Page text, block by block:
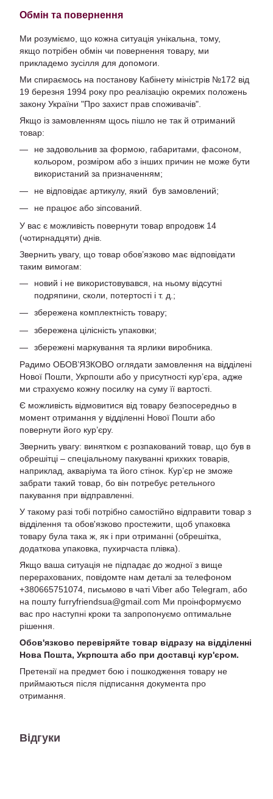
Обмін та повернення
Ми розуміємо, що кожна ситуація унікальна, тому,
якщо потрібен обмін чи повернення товару, ми
прикладемо зусілля для допомоги.
Ми спираємось на постанову Кабінету міністрів №172 від
19 березня 1994 року про реалізацію окремих положень
закону України "Про захист прав споживачів".
Якщо із замовленням щось пішло не так й отриманий
товар:
не задовольнив за формою, габаритами, фасоном,
кольором, розміром або з інших причин не може бути
використаний за призначенням;
не відповідає артикулу, який був замовлений;
не працює або зіпсований.
У вас є можливість повернути товар впродовж 14
(чотирнадцяти) днів.
Звернить увагу, що товар обов’язково має відповідати
таким вимогам:
новий і не використовувався, на ньому відсутні
подряпини, сколи, потертості і т. д.;
збережена комплектність товару;
збережена цілісність упаковки;
збережені маркування та ярлики виробника.
Радимо ОБОВ’ЯЗКОВО оглядати замовлення на відділені
Нової Пошти, Укрпошти або у присутності кур’єра, адже
ми страхуємо кожну посилку на суму її вартості.
Є можливість відмовитися від товару безпосередньо в
момент отримання у відділенні Нової Пошти або
повернути його кур’єру.
Звернить увагу: винятком є розпакований товар, що був в
обрешітці – спеціальному пакуванні крихких товарів,
наприклад, акваріума та його стінок. Кур’єр не зможе
забрати такий товар, бо він потребує ретельного
пакування при відправленні.
У такому разі тобі потрібно самостійно відправити товар з
відділення та обов'язково простежити, щоб упаковка
товару була така ж, як і при отриманні (обрешітка,
додаткова упаковка, пухирчаста плівка).
Якщо ваша ситуація не підпадає до жодної з вище
перерахованих, повідомте нам деталі за телефоном
+380665751074, письмово в чаті Viber або Telegram, або
на пошту furryfriendsua@gmail.com Ми проінформуємо
вас про наступні кроки та запропонуємо оптимальне
рішення.
Обов'язково перевіряйте товар відразу на відділенні
Нова Пошта, Укрпошта або при доставці кур'єром.
Претензії на предмет бою і пошкодження товару не
приймаються після підписання документа про
отримання.
Відгуки